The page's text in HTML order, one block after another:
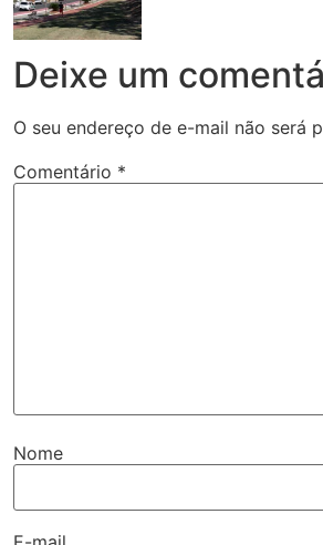
Deixe um
O seu endereço de e-mail não será
Comentário *
Nome